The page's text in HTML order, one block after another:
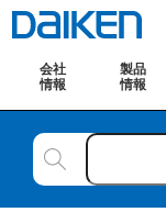
会社
情報
製品
情報